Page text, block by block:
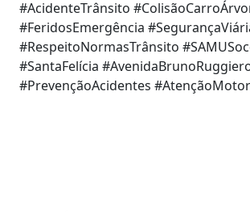
#AcidenteTrânsito
#FeridosEmergência
#RespeitoNormasTrânsito
#SantaFelícia
#PrevençãoAcidentes